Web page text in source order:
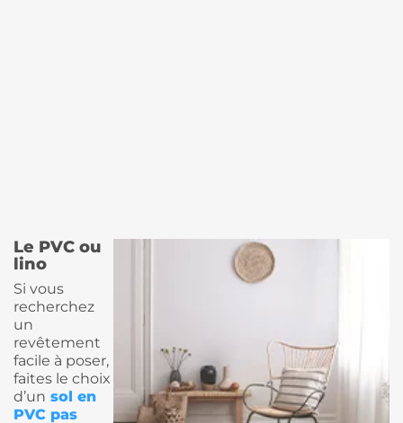
Le PVC ou
lino
Si vous
recherchez
un
revêtement
facile à poser,
faites le choix
d’un sol en
PVC pas